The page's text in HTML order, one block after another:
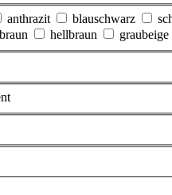
anthrazit blauschwarz
hellbraun graubeige